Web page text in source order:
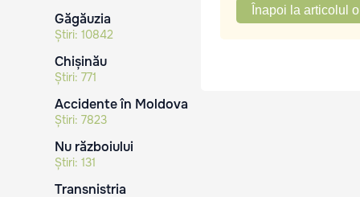
Găgăuzia
Știri: 10842
Chișinău
Știri: 771
Accidente în Moldova
Știri: 7823
Nu războiului
Știri: 131
Transnistria
Înapoi la articolul